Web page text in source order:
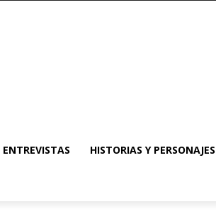
ENTREVISTAS HISTORIAS Y PERSONAJES